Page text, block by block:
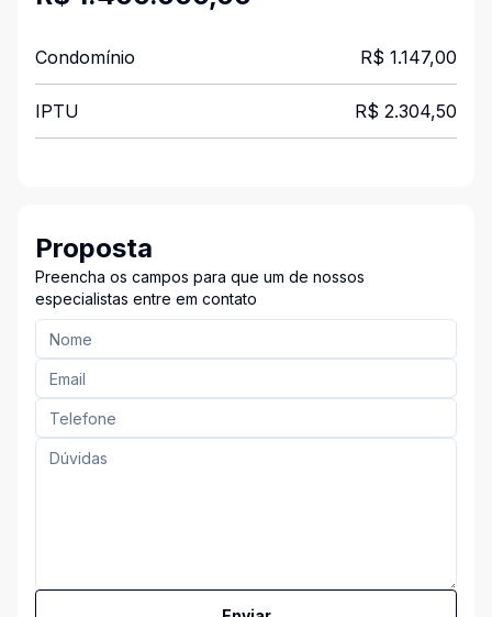
Condomínio R$ 1.147,00
IPTU R$ 2.304,50
Proposta
Preencha os campos para que um de nossos
especialistas entre em contato